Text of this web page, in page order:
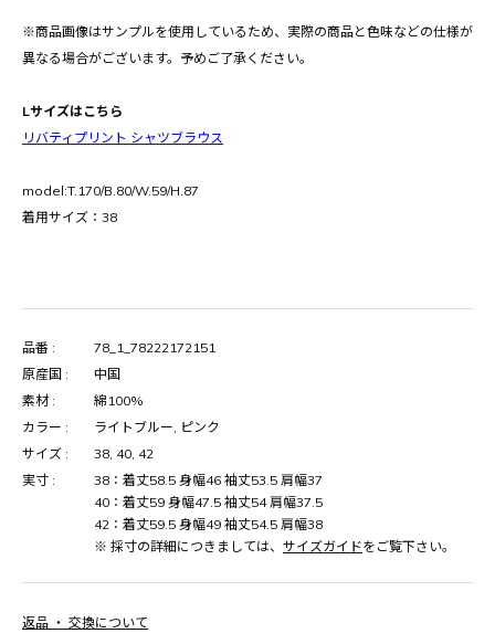
※商品画像はサンプルを使用しているため、実際の商品と色味などの仕様が
異なる場合がございます。予めご了承ください。
Lサイズはこちら
リバティプリント シャツブラウス
model:T.170/B.80/W.59/H.87
着用サイズ：38
品番 :
78_1_78222172151
原産国 :
中国
素材 :
綿100%
カラー :
ライトブルー, ピンク
サイズ :
38, 40, 42
実寸 :
38：着丈58.5 身幅46 袖丈53.5 肩幅37
40：着丈59 身幅47.5 袖丈54 肩幅37.5
42：着丈59.5 身幅49 袖丈54.5 肩幅38
※ 採寸の詳細につきましては、 サイズガイドをご覧下さい。
返品 ・ 交換について